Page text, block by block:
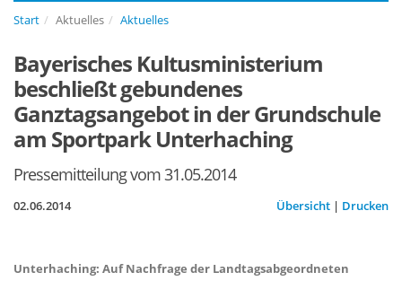
Start Aktuelles Aktuelles
Bayerisches Kultusministerium
beschließt gebundenes
Ganztagsangebot in der Grundschule
am Sportpark Unterhaching
Pressemitteilung vom 31.05.2014
02.06.2014 Übersicht | Drucken
Unterhaching: Auf Nachfrage der Landtagsabgeordneten